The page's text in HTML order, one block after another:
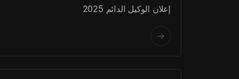
إعلان الوكيل الدائم 2025